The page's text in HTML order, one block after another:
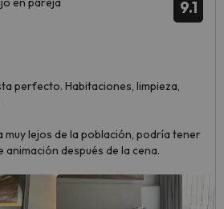
9.1
perfecto. Habitaciones, limpieza,
muy lejos de la población, podría tener
después de la cena.